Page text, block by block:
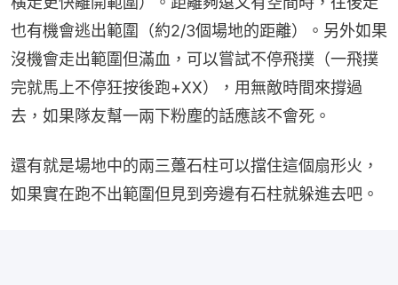
也有機會逃出範圍（約2/3個場地的距離）。另外如果
沒機會走出範圍但滿血，可以嘗試不停飛撲（一飛撲
完就馬上不停狂按後跑+XX），用無敵時間來撐過
去，如果隊友幫一兩下粉塵的話應該不會死。
還有就是場地中的兩三躉石柱可以擋住這個扇形火，
如果實在跑不出範圍但見到旁邊有石柱就躲進去吧。